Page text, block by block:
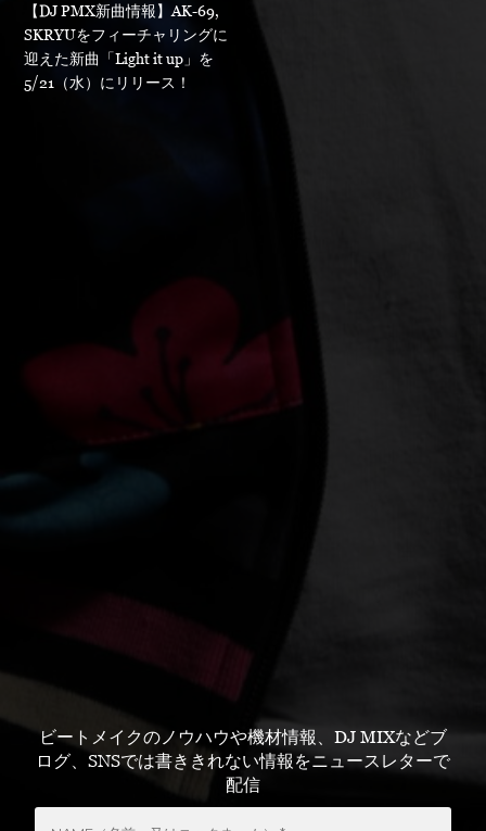
【DJ PMX新曲情報】AK-69,
SKRYUをフィーチャリングに
迎えた新曲「Light it up」を
5/21（水）にリリース！
ビートメイクのノウハウや機材情報、DJ MIXなどブ
ログ、SNSでは書ききれない情報をニュースレターで
配信